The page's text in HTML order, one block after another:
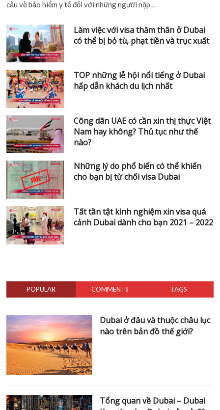
cầu về bảo hiểm y tế đối với những người nộp…
Làm việc với visa thăm thân ở Dubai
có thể bị bỏ tù, phạt tiền và trục xuất
TOP những lễ hội nổi tiếng ở Dubai
hấp dẫn khách du lịch nhất
Công dân UAE có cần xin thị thực Việt
Nam hay không? Thủ tục như thế
nào?
Những lý do phổ biến có thể khiến
cho bạn bị từ chối visa Dubai
Tất tần tật kinh nghiệm xin visa quá
cảnh Dubai dành cho bạn 2021 – 2022
POPULAR COMMENTS TAGS
Dubai ở đâu và thuộc châu lục
nào trên bản đồ thế giới?
Tổng quan về Dubai – Dubai